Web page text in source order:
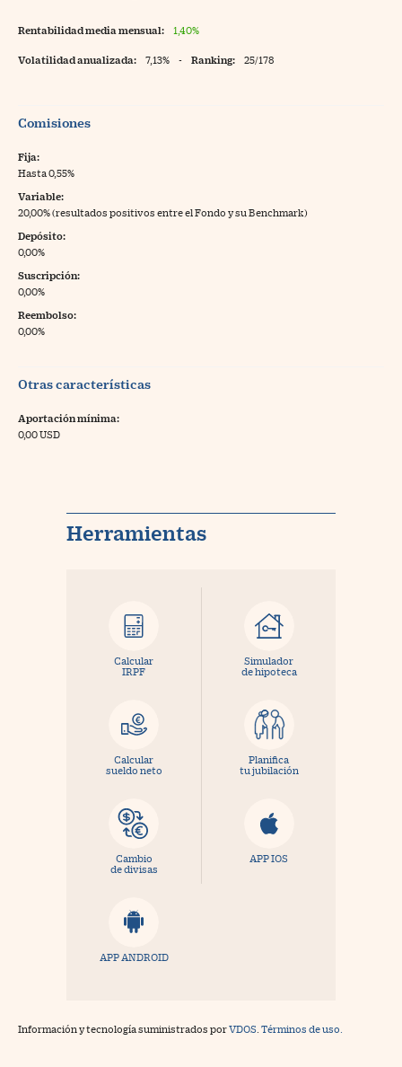
Rentabilidad media mensual: 1,40%
Volatilidad anualizada: 7,13% - Ranking: 25/178
Comisiones
Fija:
Hasta 0,55%
Variable:
20,00% (resultados positivos entre el Fondo y su Benchmark)
Depósito:
0,00%
Suscripción:
0,00%
Reembolso:
0,00%
Otras características
Aportación mínima:
0,00 USD
Herramientas
Calcular
IRPF
Simulador
de hipoteca
Calcular
sueldo neto
Planifica
tu jubilación
Cambio
de divisas
APP IOS
APP ANDROID
Información y tecnología suministrados porVDOS Términos de uso.